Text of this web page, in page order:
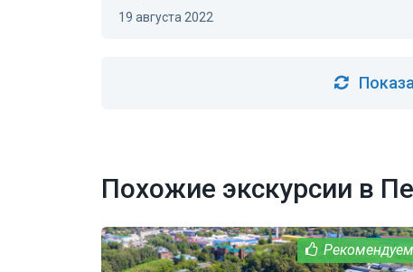
19 августа 2022
Похожие экскурсии в